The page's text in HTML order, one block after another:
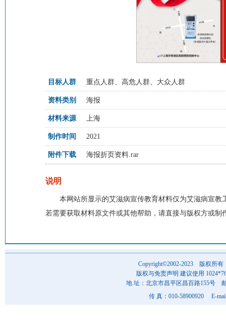
目标人群 重点人群、高危人群、大众人群
资料类别 海报
材料来源 上海
制作时间 2021
附件下载 海报折页资料.rar
说明
本网站所显示的艾滋病宣传教育材料仅为艾滋病宣
若需要获取材料原文件或其他帮助，请直接与版权方或制
Copyright©2002-2023 版权所有
版权与免责声明 建议使用
地 址：北京市昌平区昌百路155号
传 真：010-58900920 E-